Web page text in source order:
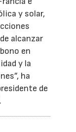
y solar,
alcanzar
en
y la
ha
de